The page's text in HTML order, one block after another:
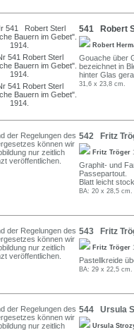
541 Robert
Robert
Gouache über
bezeichnet in
hinter Glas
31,6 x 23,8 cm.
542 Fritz
Fritz Tröger
Graphit- und
Passepartout.
Blatt leicht
BA: 20 x 28,5 cm.
543 Fritz
Fritz Tröger
Pastellkreide
BA: 29 x 22,5 cm.
544 Ursula
Ursula